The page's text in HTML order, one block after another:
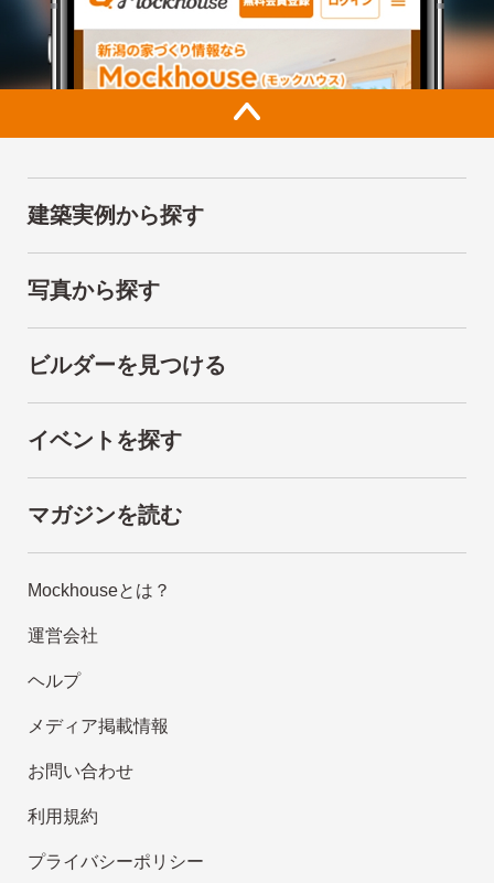
建築実例から探す
写真から探す
ビルダーを見つける
イベントを探す
マガジンを読む
Mockhouseとは？
運営会社
ヘルプ
メディア掲載情報
お問い合わせ
利用規約
プライバシーポリシー